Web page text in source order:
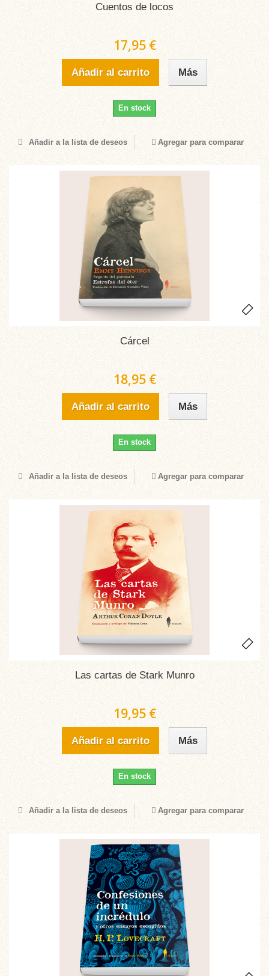
Cuentos de locos
17,95 €
Añadir al carrito Más
En stock
Añadir a la lista de deseos Agregar para comparar
Cárcel
18,95 €
Añadir al carrito Más
En stock
Añadir a la lista de deseos Agregar para comparar
Las cartas de Stark Munro
19,95 €
Añadir al carrito Más
En stock
Añadir a la lista de deseos Agregar para comparar